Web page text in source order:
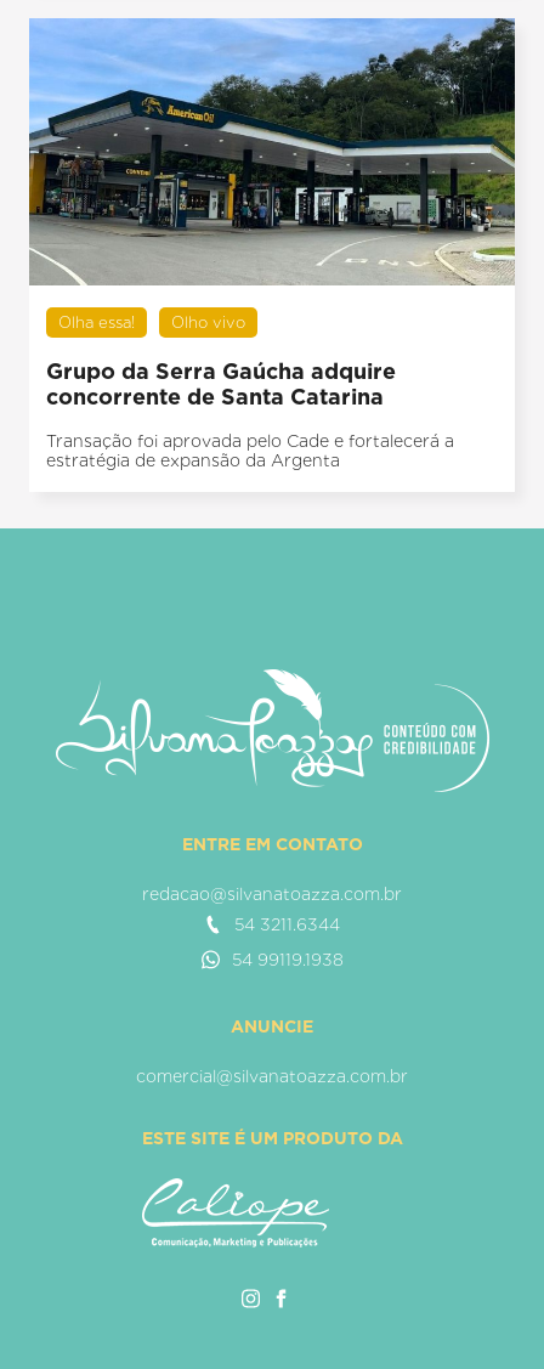
Olha essa! Olho vivo
Grupo da Serra Gaúcha adquire
concorrente de Santa Catarina
Transação foi aprovada pelo Cade e fortalecerá a
estratégia de expansão da Argenta
ENTRE EM CONTATO
redacao@silvanatoazza.com.br
54 3211.6344
54 99119.1938
ANUNCIE
comercial@silvanatoazza.com.br
ESTE SITE É UM PRODUTO DA